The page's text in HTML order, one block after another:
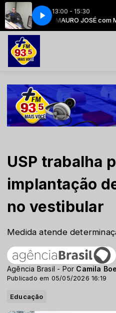
13:00 - 15:30
MAURO JOSÉ com
CAVALCANTESERTANEJO BOM DE
USP trabalha
implantação
no vestibular
Medida atende
Agência Brasil - Por Camila
Publicado em 05/05/2026 16:19
Educação